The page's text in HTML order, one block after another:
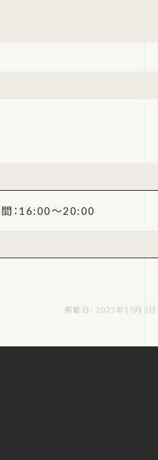
：16:00～20:00
掲載日：2025年10月3日